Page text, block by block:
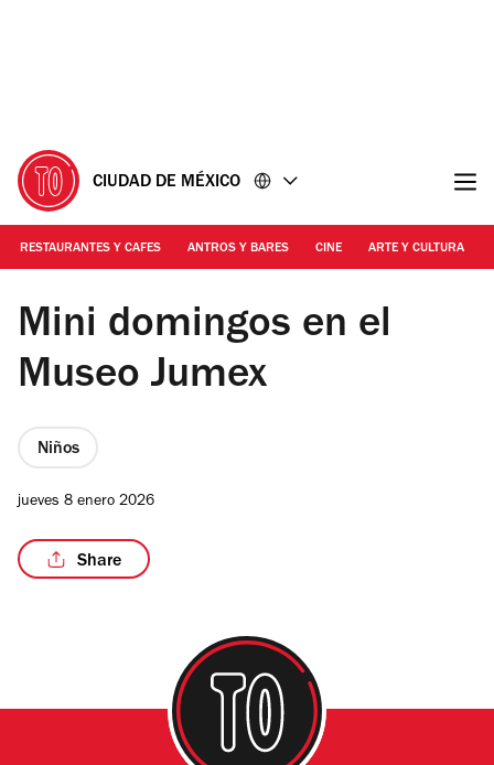
CIUDAD DE MÉXICO
RESTAURANTES Y CAFES ANTROS Y BARES CINE ARTE Y CULTURA
Foto: Cortesía Museo Jumex
Mini domingos en el
Museo Jumex
Niños
jueves 8 enero 2026
Share